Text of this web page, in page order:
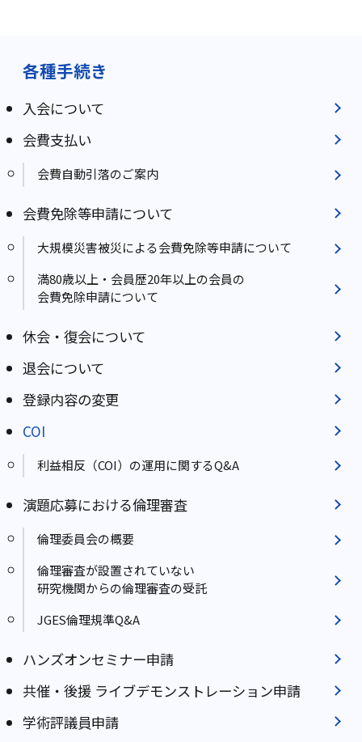
各種手続き
入会について
会費支払い
会費自動引落のご案内
会費免除等申請について
大規模災害被災による会費免除等申請について
満80歳以上・会員歴20年以上の会員の
会費免除申請について
休会・復会について
退会について
登録内容の変更
COI
利益相反（COI）の運⽤に関するQ&A
演題応募における倫理審査
倫理委員会の概要
倫理審査が設置されていない
研究機関からの倫理審査の受託
JGES倫理規準Q&A
ハンズオンセミナー申請
共催・後援 ライブデモンストレーション申請
学術評議員申請